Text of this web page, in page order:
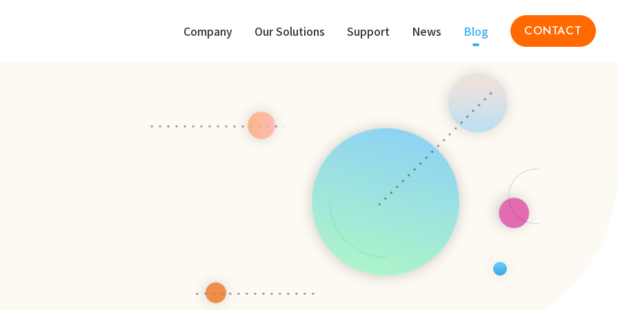
Company Our Solutions Support News Blog CONTACT